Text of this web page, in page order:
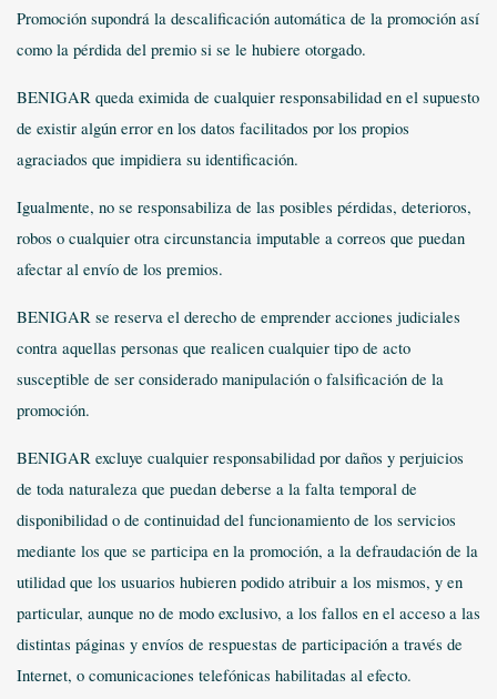
Promoción supondrá la descalificación automática de la promoción así
como la pérdida del premio si se le hubiere otorgado.
BENIGAR queda eximida de cualquier responsabilidad en el supuesto
de existir algún error en los datos facilitados por los propios
agraciados que impidiera su identificación.
Igualmente, no se responsabiliza de las posibles pérdidas, deterioros,
robos o cualquier otra circunstancia imputable a correos que puedan
afectar al envío de los premios.
BENIGAR se reserva el derecho de emprender acciones judiciales
contra aquellas personas que realicen cualquier tipo de acto
susceptible de ser considerado manipulación o falsificación de la
promoción.
BENIGAR excluye cualquier responsabilidad por daños y perjuicios
de toda naturaleza que puedan deberse a la falta temporal de
disponibilidad o de continuidad del funcionamiento de los servicios
mediante los que se participa en la promoción, a la defraudación de la
utilidad que los usuarios hubieren podido atribuir a los mismos, y en
particular, aunque no de modo exclusivo, a los fallos en el acceso a las
distintas páginas y envíos de respuestas de participación a través de
Internet, o comunicaciones telefónicas habilitadas al efecto.